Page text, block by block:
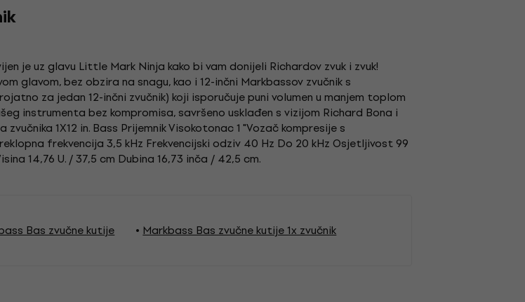
je uz glavu Little Mark Ninja kako bi vam donijeli Richardov zvuk i zvuk!
glavom, bez obzira na snagu, kao i 12-inčni Markbassov zvučnik s
za jedan 12-inčni zvučnik) koji isporučuje puni volumen u manjem toplom
instrumenta bez kompromisa, savršeno usklađen s vizijom Richard Bona i
1X12 in. Bass Prijemnik Visokotonac 1 "Vozač kompresije s
frekvencija 3,5 kHz Frekvencijski odziv 40 Hz Do 20 kHz Osjetljivost 99
14,76 U. / 37,5 cm Dubina 16,73 inča / 42,5 cm.
Bas zvučne kutije Markbass Bas zvučne kutije 1x zvučnik